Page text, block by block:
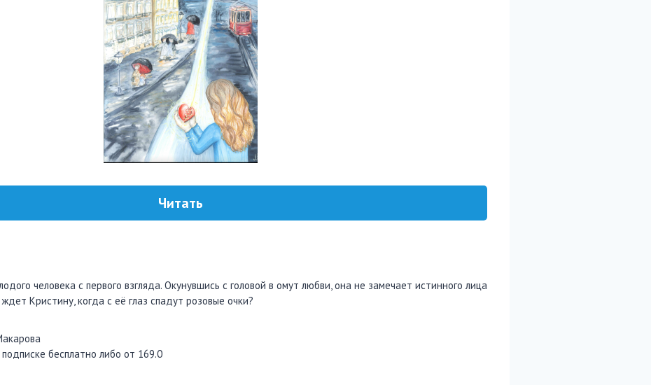
Читать
человека с первого взгляда. Окунувшись с головой в омут любви, она не замечает истинного лица
Кристину, когда с её глаз спадут розовые очки?
бесплатно либо от 169.0